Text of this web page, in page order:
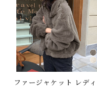
ファージャケット レディ